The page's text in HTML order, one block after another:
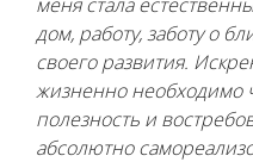
дом, работу, заботу о
своего развития.
жизненно необходимо
полезность и
абсолютно